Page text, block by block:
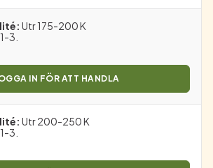
: Utr 175-200 K
3.
IN FÖR ATT HANDLA
: Utr 200-250 K
3.